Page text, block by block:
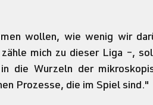
wollen, wie wenig wir
mich zu dieser Liga –,
die Wurzeln der
Prozesse, die im Spiel sind."